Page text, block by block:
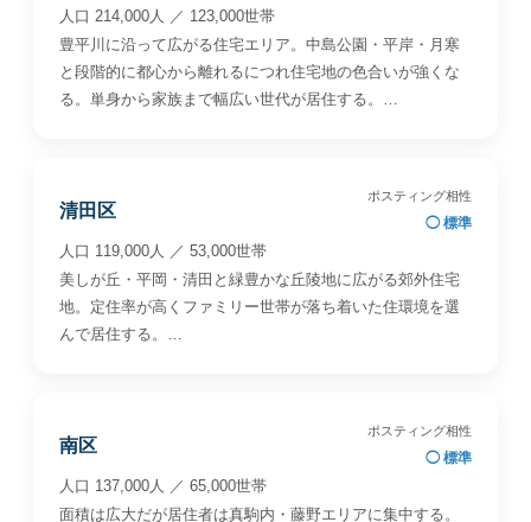
人口 214,000人 ／ 123,000世帯
豊平川に沿って広がる住宅エリア。中島公園・平岸・月寒
と段階的に都心から離れるにつれ住宅地の色合いが強くな
る。単身から家族まで幅広い世代が居住する。…
清田区
ポスティング相性
◯ 標準
人口 119,000人 ／ 53,000世帯
美しが丘・平岡・清田と緑豊かな丘陵地に広がる郊外住宅
地。定住率が高くファミリー世帯が落ち着いた住環境を選
んで居住する。…
南区
ポスティング相性
◯ 標準
人口 137,000人 ／ 65,000世帯
面積は広大だが居住者は真駒内・藤野エリアに集中する。